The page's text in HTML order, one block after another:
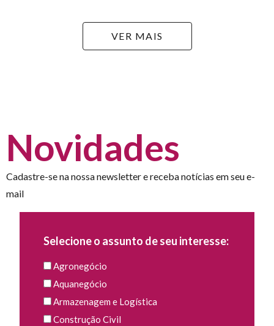
VER MAIS
Novidades
Cadastre-se na nossa newsletter e receba notícias em seu e-
mail
Selecione o assunto de seu interesse:
Agronegócio
Aquanegócio
Armazenagem e Logística
Construção Civil